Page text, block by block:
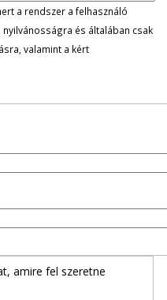
a rendszer a felhasználó
és általában csak
valamint a kért
amire fel szeretne